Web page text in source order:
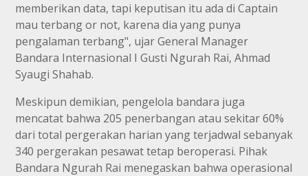
memberikan data, tapi keputisan itu ada di Captain
mau terbang or not, karena dia yang punya
pengalaman terbang", ujar General Manager
Bandara Internasional I Gusti Ngurah Rai, Ahmad
Syaugi Shahab.
Meskipun demikian, pengelola bandara juga
mencatat bahwa 205 penerbangan atau sekitar 60%
dari total pergerakan harian yang terjadwal sebanyak
340 pergerakan pesawat tetap beroperasi. Pihak
Bandara Ngurah Rai menegaskan bahwa operasional